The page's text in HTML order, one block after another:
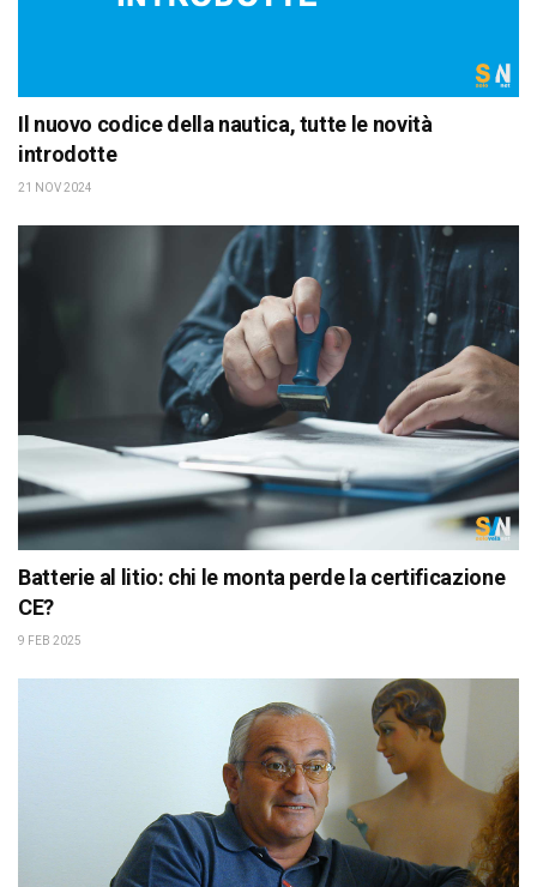
Il nuovo codice della nautica, tutte le novità
introdotte
21 NOV 2024
Batterie al litio: chi le monta perde la certificazione
CE?
9 FEB 2025